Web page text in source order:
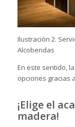
Ilustración 2.
Alcobendas
En este sentido,
opciones gracias
¡Elige el
madera!